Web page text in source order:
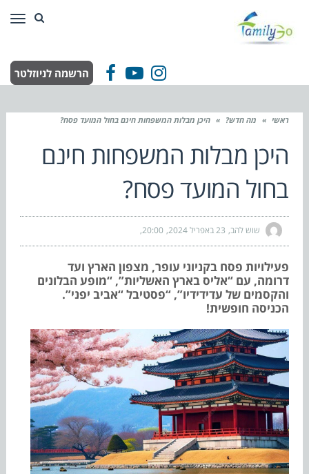
Facebook
YouTube
Instagram הרשמה לניוזלטר
ראשי » מה חדש? » היכן מבלות המשפחות חינם בחול המועד פסח?
היכן מבלות המשפחות חינם
בחול המועד פסח?
שוש להב 23 באפריל 2024 20:00
פעילויות פסח בקניוני עופר, מצפון הארץ ועד
דרומה, עם “אליס בארץ האשליות”, “מופע הבלונים
והקסמים של עדידידיו”, “פסטיבל “אביב יפני”.
הכניסה חופשית!